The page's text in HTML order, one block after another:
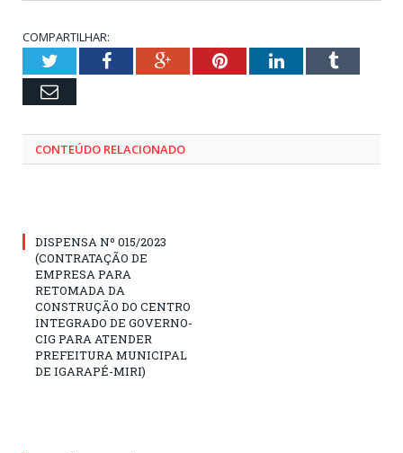
COMPARTILHAR:
TwitterFacebookGoogle+PinterestLinkedInTumblr
Email
CONTEÚDO RELACIONADO
DISPENSA Nº 015/2023
(CONTRATAÇÃO DE
EMPRESA PARA
RETOMADA DA
CONSTRUÇÃO DO CENTRO
INTEGRADO DE GOVERNO-
CIG PARA ATENDER
PREFEITURA MUNICIPAL
DE IGARAPÉ-MIRI)